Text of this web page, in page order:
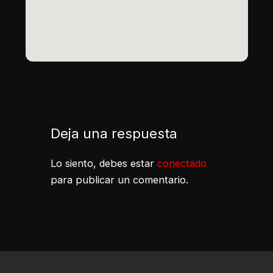
Deja una respuesta
Lo siento, debes estar conectado
para publicar un comentario.